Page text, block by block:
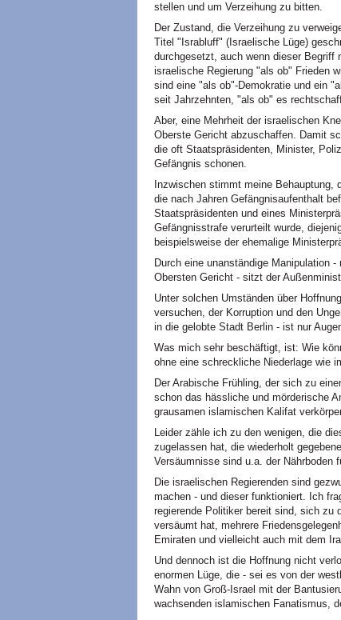
stellen und um Verzeihung zu bitten.
Der Zustand, die Verzeihung zu
Titel "Israbluff" (Israelische Lüge)
durchgesetzt, auch wenn dieser
israelische Regierung "als ob" Frieden
sind eine "als ob"-Demokratie und ein
seit Jahrzehnten, "als ob" es
Aber, eine Mehrheit der israelischen
Oberste Gericht abzuschaffen. Damit
die oft Staatspräsidenten, Minister,
Gefängnis schonen.
Inzwischen stimmt meine
die nach Jahren Gefängnisaufenthalt
Staatspräsidenten und eines
Gefängnisstrafe verurteilt wurde,
beispielsweise der ehemalige
Durch eine unanständige Manipulation
Obersten Gericht - sitzt der
Unter solchen Umständen über
versuchen, der Korruption und den
in die gelobte Stadt Berlin - ist nur
Was mich sehr beschäftigt, ist: Wie
ohne eine schreckliche Niederlage wie
Der Arabische Frühling, der sich zu
schon das hässliche und mörderische
grausamen islamischen Kalifat
Leider zähle ich zu den wenigen, die
zugelassen hat, die wiederholt
Versäumnisse sind u.a. der Nährboden
Die israelischen Regierenden sind
machen - und dieser funktioniert. Ich
regierende Politiker bereit sind, sich zu
versäumt hat, mehrere
Emiraten und vielleicht auch mit dem
Und dennoch ist die Hoffnung nicht
enormen Lüge, die - sei es von der
Wahn von Groß-Israel mit der
wachsenden islamischen Fanatismus,